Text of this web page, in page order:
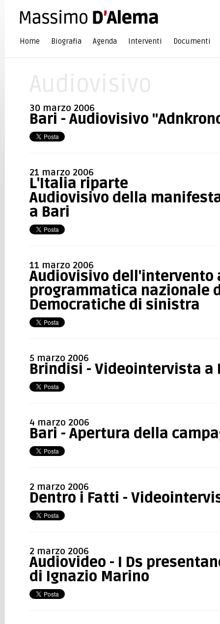
Home Biografia Agenda Interventi Documenti
30 marzo 2006
Bari - Audiovisivo
21 marzo 2006
L'Italia riparte
Audiovisivo della
a Bari
11 marzo 2006
Audiovisivo dell'intervento
programmatica nazionale
Democratiche di sinistra
5 marzo 2006
Brindisi - Videointervista a
4 marzo 2006
Bari - Apertura della
2 marzo 2006
Dentro i Fatti -
2 marzo 2006
Audiovideo - I Ds
di Ignazio Marino